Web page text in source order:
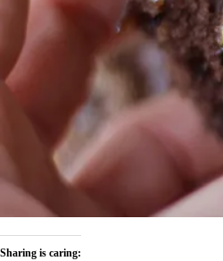
Sharing is caring: